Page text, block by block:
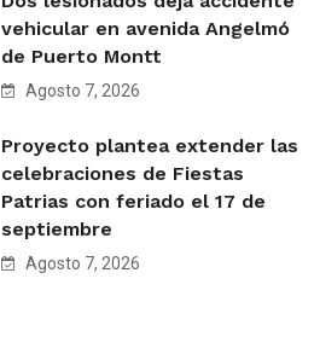
vehicular en avenida Angelmó
de Puerto Montt
Agosto 7, 2026
Proyecto plantea extender las
celebraciones de Fiestas
Patrias con feriado el 17 de
septiembre
Agosto 7, 2026